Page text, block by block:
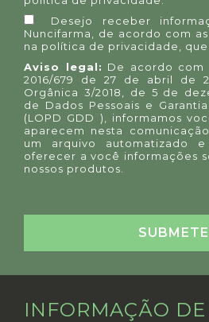
Desejo receber
Nuncifarma, de acordo com
na política de privacidade
,
Aviso legal: De acordo com
2016/679 de 27 de abril de
Orgânica 3/2018, de 5 de
de Dados Pessoais e
(LOPD GDD ), informamos
aparecem nesta
um arquivo automatizado
oferecer a você informações
nossos produtos.
INFORMAÇÃO